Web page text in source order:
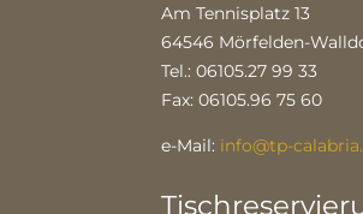
Am Tennisplatz 13
64546 Mörfelden-
Tel.: 06105.27 99 33
Fax: 06105.96 75 60
e-Mail: info@tp-